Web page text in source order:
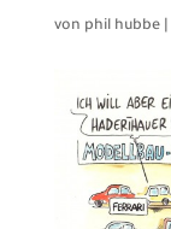
von phil hubbe|